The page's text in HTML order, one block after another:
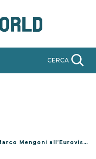
CERCA
Mengoni all’Eurovision 2023?